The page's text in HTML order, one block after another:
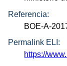
Referencia:
BOE-A-
Permalink ELI:
https://